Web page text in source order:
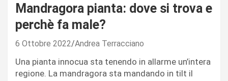
Mandragora pianta: dove si trova e
perchè fa male?
6 Ottobre 2022 Andrea Terracciano
Una pianta innocua sta tenendo in allarme un’intera
regione. La mandragora sta mandando in tilt il